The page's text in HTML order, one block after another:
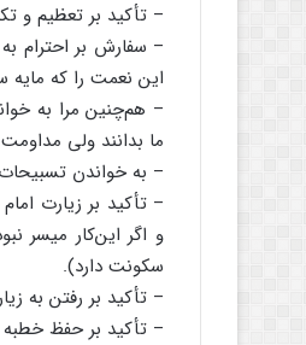
– تأکید بر تعظیم و
– سفارش بر احترام
این نعمت را که مایه
– هم‌‌چنین مرا به
ما بدانند ولى
– به خواندن تسبیحات
– تأکید بر زیارت
و اگر این‌‌کار میسر
سکونت دارد).
– تأکید بر رفتن به
– تأکید بر حفظ خطبه